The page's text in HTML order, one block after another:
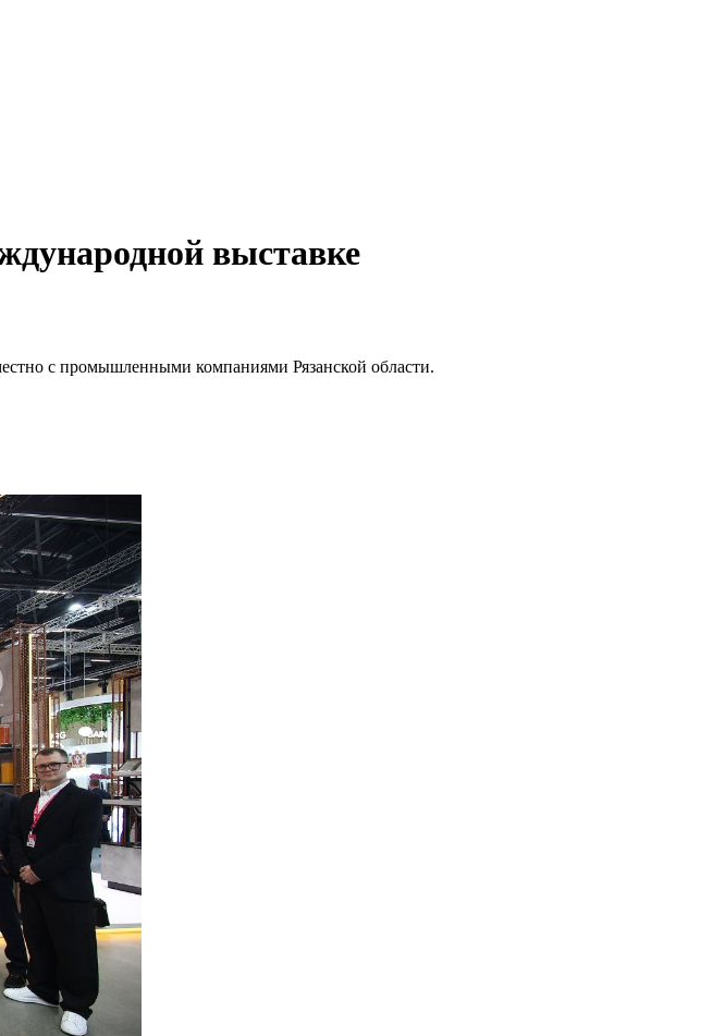
выставке
с промышленными компаниями Рязанской области.